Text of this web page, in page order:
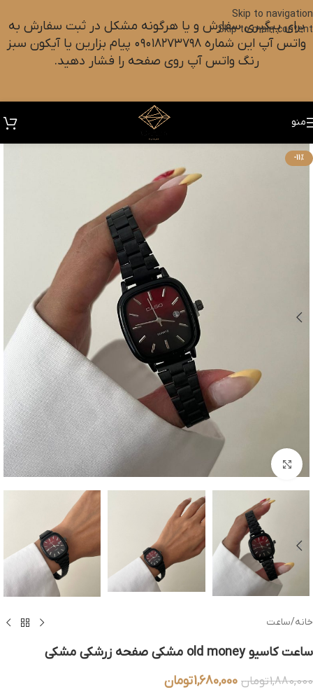
Skip to navigation
Skip to main content
برای پیگیری سفارش و یا هرگونه مشکل در ثبت سفارش به
واتس آپ این شماره ۰۹۰۱۸۲۷۳۷۹۸ پیام بزارین یا آیکون سبز
رنگ واتس آپ روی صفحه را فشار دهید.
منو
-11%
بزرگنمایی تصویر
خانه/ساعت
ساعت کاسیو old money مشکی صفحه زرشکی مشکی
1,880,000تومان 1,680,000تومان